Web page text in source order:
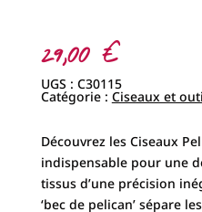
29,00 €
UGS : C30115
Catégorie : Ciseaux et
Découvrez les Ciseaux
indispensable pour une
tissus d’une précision
‘bec de pelican’ sépare